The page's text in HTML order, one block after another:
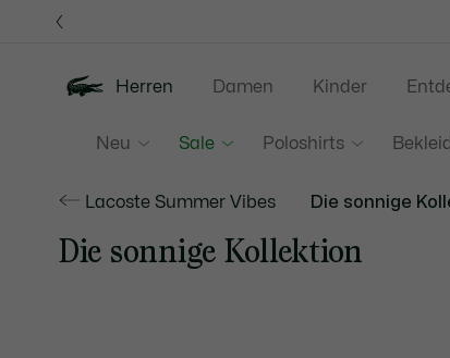
Herren
Neu Sale Poloshirts
Damen Kinder
Lacoste Summer Vibes Die sonnige
Die sonnige Kollektion